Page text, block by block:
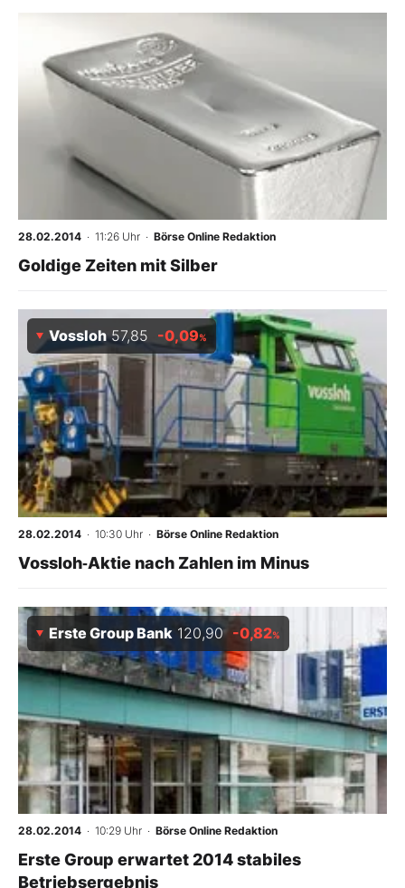
28.02.2014 · 11:26 Uhr · Börse Online Redaktion
Goldige Zeiten mit Silber
Vossloh 57,85 -0,09%
28.02.2014 · 10:30 Uhr · Börse Online Redaktion
Vossloh‑Aktie nach Zahlen im Minus
Erste Group Bank 120,90 -0,82%
28.02.2014 · 10:29 Uhr · Börse Online Redaktion
Erste Group erwartet 2014 stabiles
Betriebsergebnis